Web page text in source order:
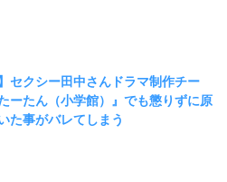
セクシー田中さんドラマ制作チー
たん（小学館）』でも懲りずに原
た事がバレてしまう